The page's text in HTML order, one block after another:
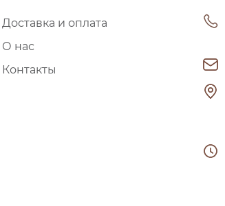
Доставка и оплата
О нас
Контакты